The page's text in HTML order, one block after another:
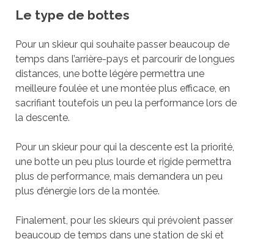
Le type de bottes
Pour un skieur qui souhaite passer beaucoup de
temps dans l’arrière-pays et parcourir de longues
distances, une botte légère permettra une
meilleure foulée et une montée plus efficace, en
sacrifiant toutefois un peu la performance lors de
la descente.
Pour un skieur pour qui la descente est la priorité,
une botte un peu plus lourde et rigide permettra
plus de performance, mais demandera un peu
plus d’énergie lors de la montée.
Finalement, pour les skieurs qui prévoient passer
beaucoup de temps dans une station de ski et